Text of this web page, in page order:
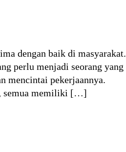
dengan baik di masyarakat.
perlu menjadi seorang yang
mencintai pekerjaannya.
semua memiliki […]